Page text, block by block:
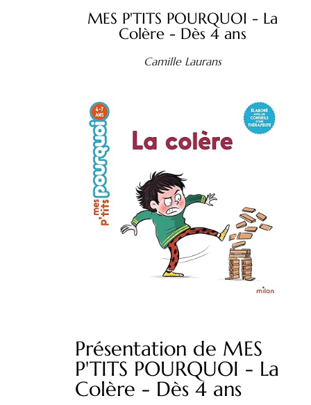
MES P'TITS POURQUOI - La
Colère - Dès 4 ans
Camille Laurans
Présentation de MES
P'TITS POURQUOI - La
Colère - Dès 4 ans